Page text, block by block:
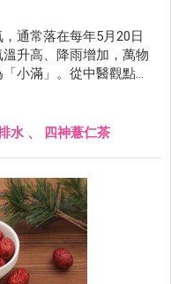
通常落在每年5月20日
升高、降雨增加，萬物
小滿」。從中醫觀點來
，濕邪容易困阻脾胃，
水 、 四神薏仁茶